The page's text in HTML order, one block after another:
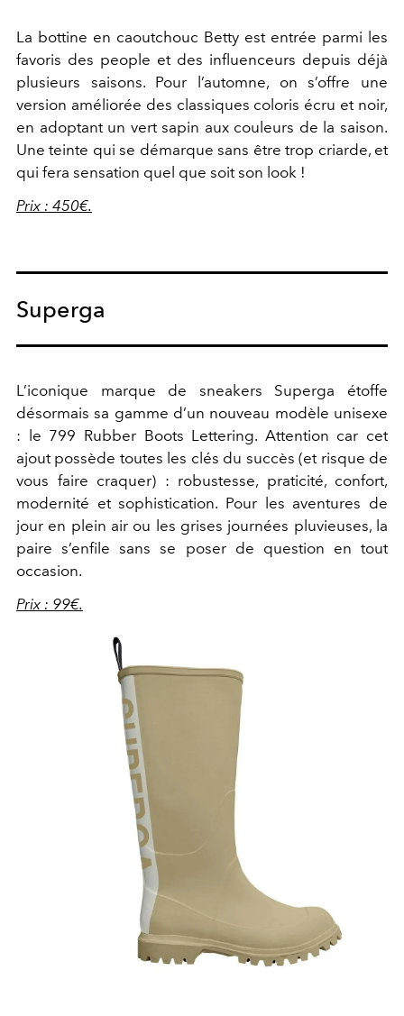
La bottine en caoutchouc Betty est entrée parmi les
favoris des people et des influenceurs depuis déjà
plusieurs saisons. Pour l’automne, on s’offre une
version améliorée des classiques coloris écru et noir,
en adoptant un vert sapin aux couleurs de la saison.
Une teinte qui se démarque sans être trop criarde, et
qui fera sensation quel que soit son look !
Prix : 450€.
Superga
L’iconique marque de sneakers Superga étoffe
désormais sa gamme d’un nouveau modèle unisexe
: le 799 Rubber Boots Lettering. Attention car cet
ajout possède toutes les clés du succès (et risque de
vous faire craquer) : robustesse, praticité, confort,
modernité et sophistication. Pour les aventures de
jour en plein air ou les grises journées pluvieuses, la
paire s’enfile sans se poser de question en tout
occasion.
Prix : 99€.